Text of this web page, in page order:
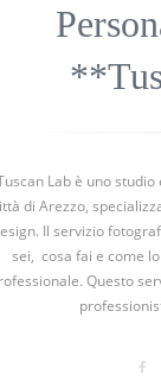
Lab è uno
di Arezzo,
Il servizio
sei, cosa fai e come
Questo